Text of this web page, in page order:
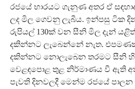
රජයේ භාරයට ගැනුණ අතර ඒ
ලද මිල ගෙවනු ලැබීය. ඉන්පසු ටික
රුපියල් 130ක් වන සීනි මිල දැන්
දකින්නට ලැබෙන්නේ නැත.
දකින්නට නොලැබෙන තරමට සීනි
වෙළඳපොළ තුළ නිර්මාණය වී ඇති
පැවති දිනවලදී මෙන්ම රජයේ පාලන